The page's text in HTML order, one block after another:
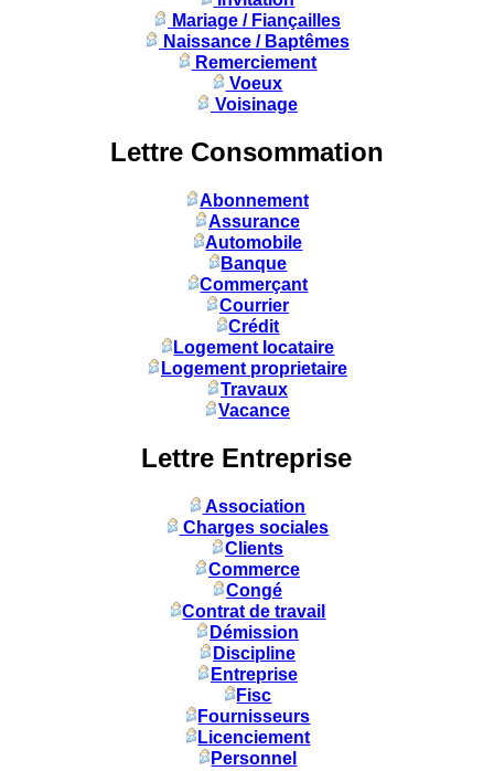
Mariage / Fiançailles
Naissance / Baptêmes
Remerciement
Voeux
Voisinage
Lettre Consommation
Abonnement
Assurance
Automobile
Banque
Commerçant
Courrier
Crédit
Logement locataire
Logement proprietaire
Travaux
Vacance
Lettre Entreprise
Association
Charges sociales
Clients
Commerce
Congé
Contrat de travail
Démission
Discipline
Entreprise
Fisc
Fournisseurs
Licenciement
Personnel